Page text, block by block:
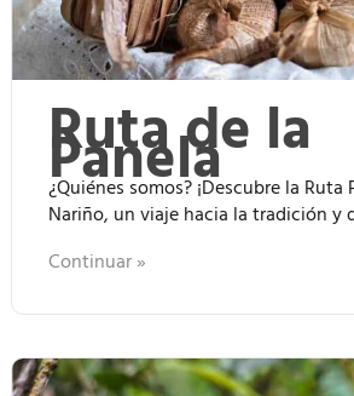
Ruta de la
Panela
¿Quiénes somos? ¡Descubre la Ruta
Nariño, un viaje hacia la tradición y
Continuar »